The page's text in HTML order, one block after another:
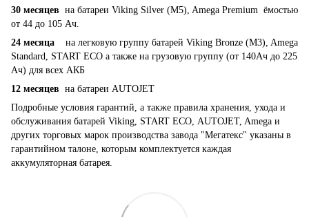
30 месяцев на батареи Viking Silver (M5), Amega Premium ёмостью
от 44 до 105 Ач.
24 месяца на легковую группу батарей Viking Bronze (M3), Amega
Standard, START ECO а также на грузовую группу (от 140Ач до 225
Ач) для всех АКБ
12 месяцев на батареи AUTOJET
Подробные условия гарантий, а также правила хранения, ухода и
обслуживания батарей Viking, START ECO, AUTOJET, Amega и
других торговых марок производства завода "Мегатекс" указаны в
гарантийном талоне, которым комплектуется каждая
аккумуляторная батарея.